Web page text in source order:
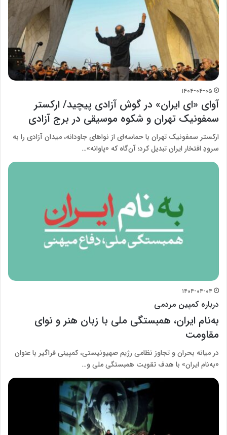
۱۴۰۴-۰۴-۰۵
آوای «ای ایران» در گوش آزادی پیچید/ ارکستر
سمفونیک تهران و شکوه‌ موسیقی در برج آزادی
ارکستر سمفونیک تهران با حماسه‌ای از نواهای جاودانه، میدان آزادی را به
سرودِ افتخار ایران تبدیل کرد؛ آن‌گاه که «پاوانه»…
۱۴۰۴-۰۴-۰۴
درباره کمپین مردمی
به‌نام ایران، همبستگی ملی با زبان هنر و نوای
مقاومت
در میانه بحران و تجاوز نظامی رژیم صهیونیستی، کمپینی فراگیر با عنوان
«به‌نام ایران» با هدف تقویت همبستگی ملی و…